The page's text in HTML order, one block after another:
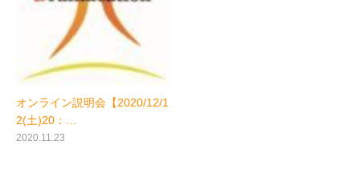
オンライン説明会【2020/12/1
2(土)20：…
2020.11.23